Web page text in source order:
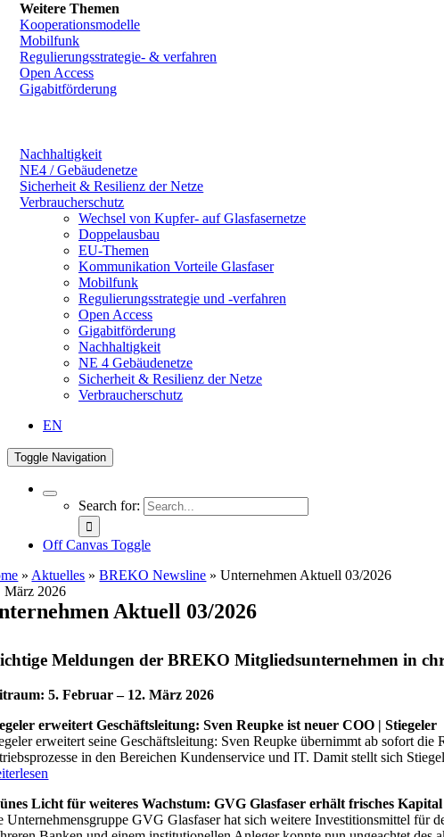
Weitere Themen
Kooperationsmodelle
Mobilfunk
Regulierungsstrategie- & verfahren
Open Access
Gigabitförderung
Nachhaltigkeit
NE4 / Gebäudenetze
Sicherheit & Resilienz der Netze
Verbraucherschutz
Wechsel von Kupfer- auf Glasfasernetze
Doppelausbau
EU-Themen
Kommunikation Vorteile Glasfaser
Mobilfunk
Regulierungsstrategie und -verfahren
Open Access
Gigabitförderung
Nachhaltigkeit
NE 4 Gebäudenetze
Sicherheit & Resilienz der Netze
Verbraucherschutz
EN
Toggle Navigation
Search for:
Off Canvas Toggle
» Aktuelles »BREKO Newsline »Unternehmen Aktuell 03/2026
März 2026
Aktuell 03/2026
Meldungen der BREKO Mitgliedsunternehmen in
5. Februar – 12. März 2026
erweitert Geschäftsleitung: Sven Reupke ist neuer COO | Stiegeler
erweitert seine Geschäftsleitung: Sven Reupke übernimmt ab sofort
in den Bereichen Kundenservice und IT. Damit stellt sich
Licht für weiteres Wachstum: GVG Glasfaser erhält frisches Kapital
Unternehmensgruppe GVG Glasfaser hat sich weitere Investitionsmittel für